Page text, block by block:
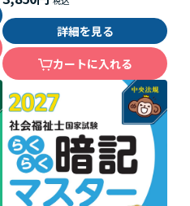
詳細を見る
カートに入れる